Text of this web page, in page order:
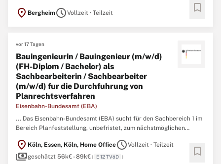
Abteilung Flussgebietsbewirtschaftung ist im Team Objektplanung
zum nächstmöglichen Zeitpunkt - unbefristet - die Stelle als
location_on Bergheim scheduleVollzeit · Teilzeit bookmark
vor 17 Tagen
Bauingenieurin / Bauingenieur (m/w/d)
(FH-Diplom / Bachelor) als
Sachbearbeiterin / Sachbearbeiter
(m/w/d) fur die Durchfuhrung von
Planrechtsverfahren
Eisenbahn-Bundesamt (EBA)
... Das Eisenbahn-Bundesamt (EBA) sucht für den Sachbereich 1 im
Bereich Planfeststellung, unbefristet, zum nächstmöglichen
Diplom / Bachelor) als Sachbearbeiterin / Sachbearbeiter (m/w/d)
für die Durchführung von Planrechtsverfahren Der Dienstort ...
location_on Köln, Essen, Köln, Home OfficescheduleVollzeit · Teilzeit
paymentsgeschätzt 56k€ - 89k€( E 12 TVöD ) bookmark